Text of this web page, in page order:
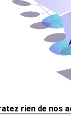
rien de nos